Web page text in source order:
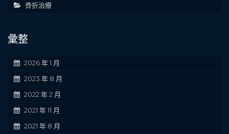
骨折治療
彙整
2026 年 1 月
2023 年 8 月
2022 年 2 月
2021 年 11 月
2021 年 8 月